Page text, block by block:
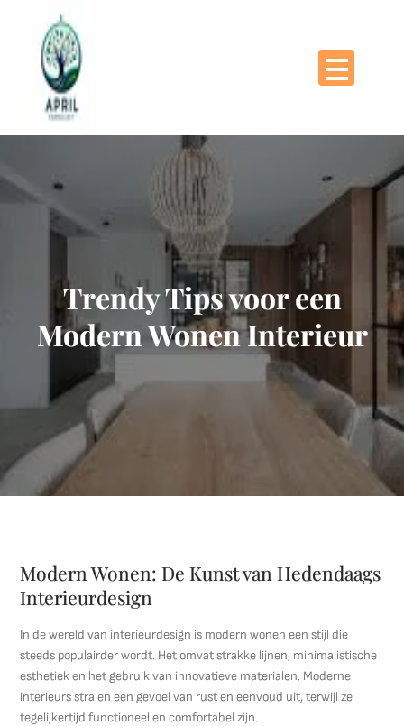
Trendy Tips voor een
Modern Wonen Interieur
Modern Wonen: De Kunst van Hedendaags
Interieurdesign
In de wereld van interieurdesign is modern wonen een stijl die
steeds populairder wordt. Het omvat strakke lijnen, minimalistische
esthetiek en het gebruik van innovatieve materialen. Moderne
interieurs stralen een gevoel van rust en eenvoud uit, terwijl ze
tegelijkertijd functioneel en comfortabel zijn.